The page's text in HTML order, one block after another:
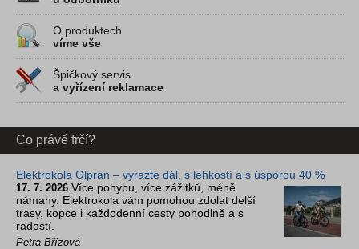
O produktech
víme vše
Špičkový servis
a vyřízení reklamace
Co právě frčí?
Elektrokola Olpran – vyrazte dál, s lehkostí a s úsporou 40 %
17. 7. 2026 Více pohybu, více zážitků, méně
námahy. Elektrokola vám pomohou zdolat delší
trasy, kopce i každodenní cesty pohodlně a s
radostí.
Petra Břízová